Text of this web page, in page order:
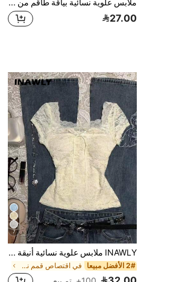
ملابس علوية نسائية بياقة طاقم من الدانتيل بلون واحد، ملابس علوية مناسبة وعصرية، ملابس علوية كاجوال فريدة للارتداء في الشارع والحفلات، للربيع
27.00
7
INAWLY ملابس علوية نسائية أنيقة بلون موحد من الدانتيل مع زينة فيونكة، صيفية
2# الأفضل مبيعا في اقتصاص قمم نسائية